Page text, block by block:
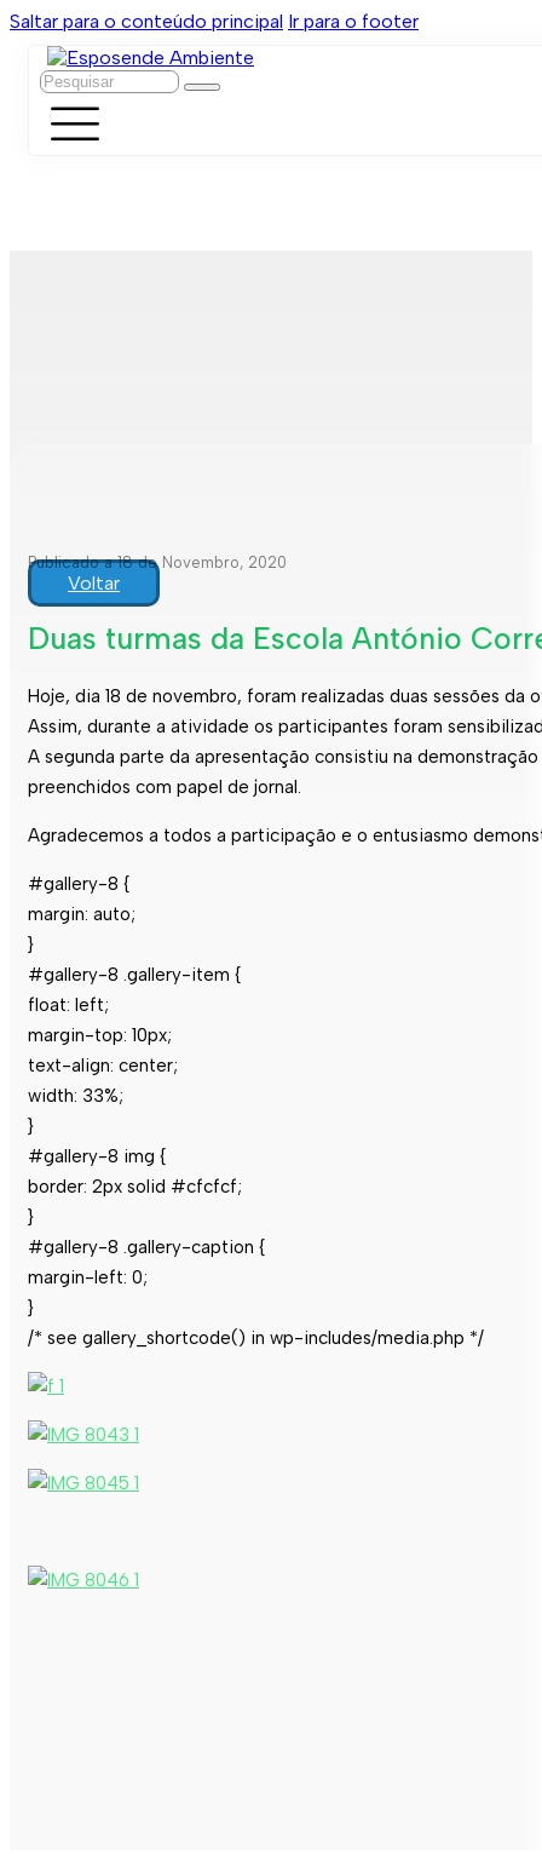
Saltar para o conteúdo principal Ir para o footer
Pesquisar
Publicado a 18 de Novembro, 2020
Voltar
Duas turmas da Escola António
Hoje, dia 18 de novembro, foram realizadas duas sessões
Assim, durante a atividade os participantes foram
A segunda parte da apresentação consistiu na
preenchidos com papel de jornal.
Agradecemos a todos a participação e o entusiasmo
#gallery-8 {
margin: auto;
}
#gallery-8 .gallery-item {
float: left;
margin-top: 10px;
text-align: center;
width: 33%;
}
#gallery-8 img {
border: 2px solid #cfcfcf;
}
#gallery-8 .gallery-caption {
margin-left: 0;
}
/* see gallery_shortcode() in wp-includes/media.php */